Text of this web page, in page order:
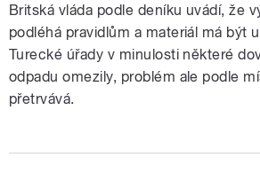
Britská vláda podle deníku uvádí, že
podléhá pravidlům a materiál má být
Turecké úřady v minulosti některé
odpadu omezily, problém ale podle
přetrvává.